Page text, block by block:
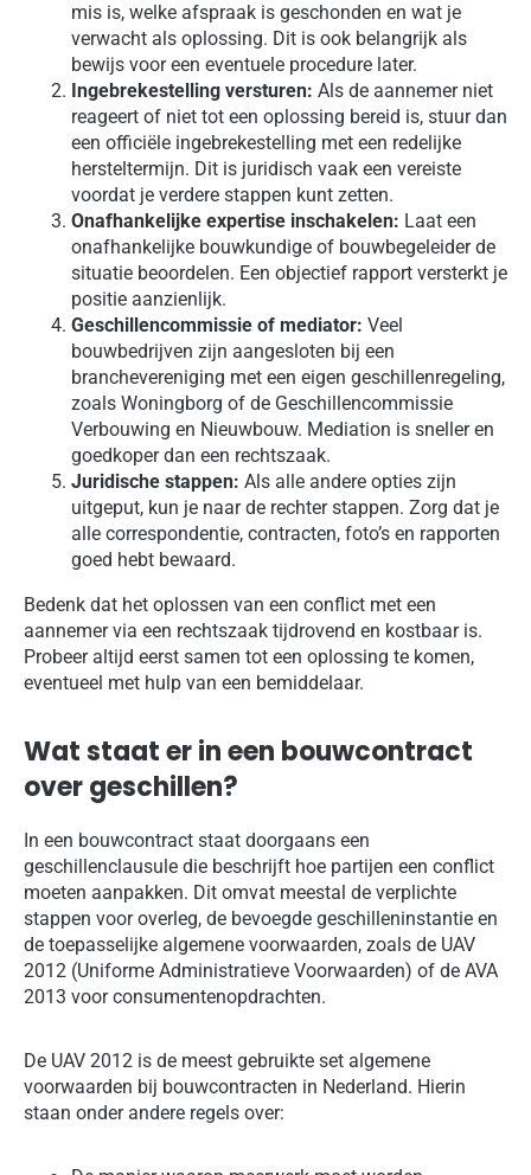
mis is, welke afspraak is geschonden en wat je
verwacht als oplossing. Dit is ook belangrijk als
bewijs voor een eventuele procedure later.
Ingebrekestelling versturen: Als de aannemer niet
reageert of niet tot een oplossing bereid is, stuur dan
een officiële ingebrekestelling met een redelijke
hersteltermijn. Dit is juridisch vaak een vereiste
voordat je verdere stappen kunt zetten.
Onafhankelijke expertise inschakelen: Laat een
onafhankelijke bouwkundige of bouwbegeleider de
situatie beoordelen. Een objectief rapport versterkt je
positie aanzienlijk.
Geschillencommissie of mediator: Veel
bouwbedrijven zijn aangesloten bij een
branchevereniging met een eigen geschillenregeling,
zoals Woningborg of de Geschillencommissie
Verbouwing en Nieuwbouw. Mediation is sneller en
goedkoper dan een rechtszaak.
Juridische stappen: Als alle andere opties zijn
uitgeput, kun je naar de rechter stappen. Zorg dat je
alle correspondentie, contracten, foto’s en rapporten
goed hebt bewaard.
Bedenk dat het oplossen van een conflict met een
aannemer via een rechtszaak tijdrovend en kostbaar is.
Probeer altijd eerst samen tot een oplossing te komen,
eventueel met hulp van een bemiddelaar.
Wat staat er in een bouwcontract
over geschillen?
In een bouwcontract staat doorgaans een
geschillenclausule die beschrijft hoe partijen een conflict
moeten aanpakken. Dit omvat meestal de verplichte
stappen voor overleg, de bevoegde geschilleninstantie en
de toepasselijke algemene voorwaarden, zoals de UAV
2012 (Uniforme Administratieve Voorwaarden) of de AVA
2013 voor consumentenopdrachten.
De UAV 2012 is de meest gebruikte set algemene
voorwaarden bij bouwcontracten in Nederland. Hierin
staan onder andere regels over: